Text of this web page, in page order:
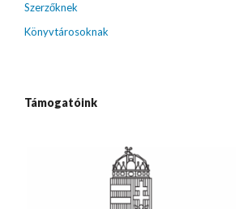
Szerzőknek
Könyvtárosoknak
Támogatóink